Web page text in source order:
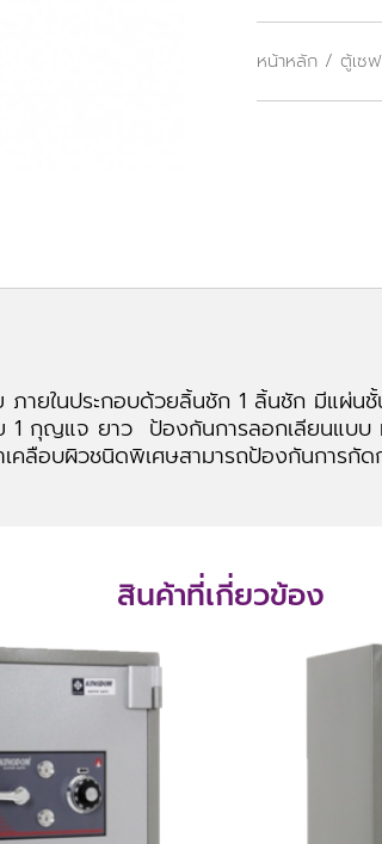
หน้าหลัก / ตู้เซฟ
ายในประกอบด้วยลิ้นชัก 1 ลิ้นชัก มีแผ่
กุญแจ ยาว ป้องกันการลอกเลียนแบบ
คลือบผิวชนิดพิเศษสามารถป้องกันการกั
สินค้าที่เกี่ยวข้อง